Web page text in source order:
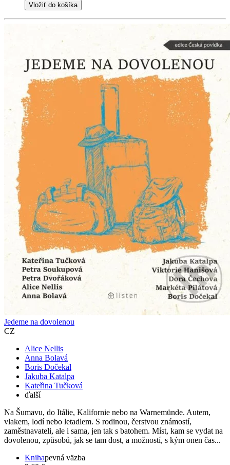
Vložiť do košíka
Jedeme na dovolenou
CZ
Alice Nellis
Anna Bolavá
Boris Dočekal
Jakuba Katalpa
Kateřina Tučková
ďalší
Na Šumavu, do Itálie, Kalifornie nebo na Warnemünde. Autem,
vlakem, lodí nebo letadlem. S rodinou, čerstvou známostí,
zaměstnavateli, ale i sama, jen tak s batohem. Míst, kam se vydat na
dovolenou, způsobů, jak se tam dost, a možností, s kým onen čas...
Knihapevná väzba